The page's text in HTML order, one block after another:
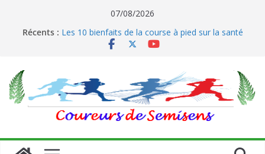
07/08/2026
Récents : Les 10 bienfaits de la course à pied sur la santé